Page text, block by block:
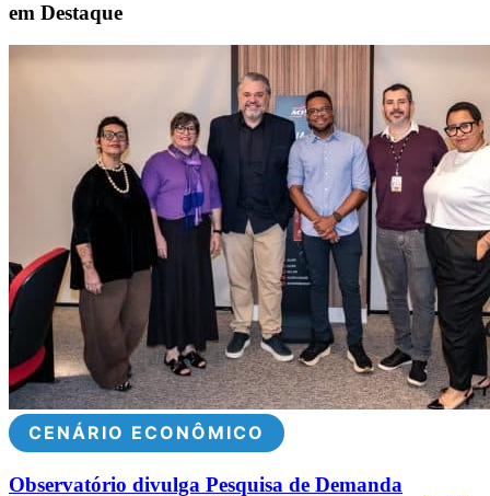
em Destaque
CENÁRIO ECONÔMICO
Observatório divulga Pesquisa de Demanda